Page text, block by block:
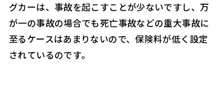
グカーは、事故を起こすことが少ないですし、万
が一の事故の場合でも死亡事故などの重大事故に
至るケースはあまりないので、保険料が低く設定
されているのです。